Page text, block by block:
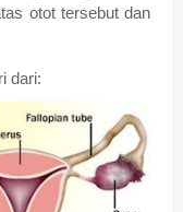
otot tersebut dan
dari: